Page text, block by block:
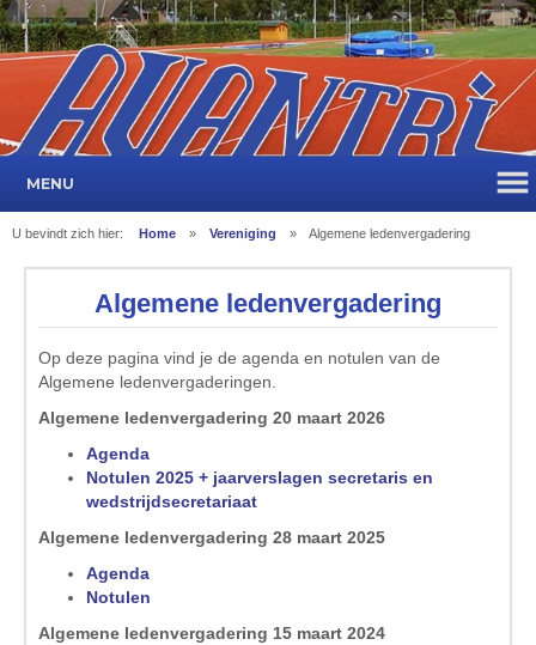
MENU
U bevindt zich hier: Home » Vereniging » Algemene ledenvergadering
Algemene ledenvergadering
Op deze pagina vind je de agenda en notulen van de
Algemene ledenvergaderingen.
Algemene ledenvergadering 20 maart 2026
Agenda
Notulen 2025 + jaarverslagen secretaris en
wedstrijdsecretariaat
Algemene ledenvergadering 28 maart 2025
Agenda
Notulen
Algemene ledenvergadering 15 maart 2024